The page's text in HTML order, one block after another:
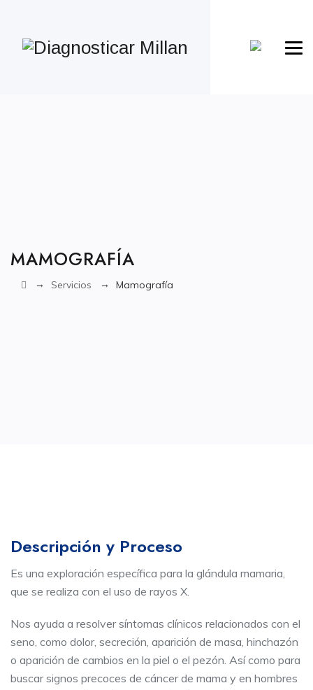
MAMOGRAFÍA
→ Servicios → Mamografía
Descripción y Proceso
Es una exploración específica para la glándula mamaria,
que se realiza con el uso de rayos X.
Nos ayuda a resolver síntomas clínicos relacionados con el
seno, como dolor, secreción, aparición de masa, hinchazón
o aparición de cambios en la piel o el pezón. Así como para
buscar signos precoces de cáncer de mama y en hombres